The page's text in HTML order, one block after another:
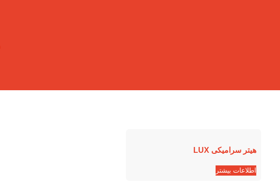
هیتر سرامیکی LUX
اطلاعات بیشتر